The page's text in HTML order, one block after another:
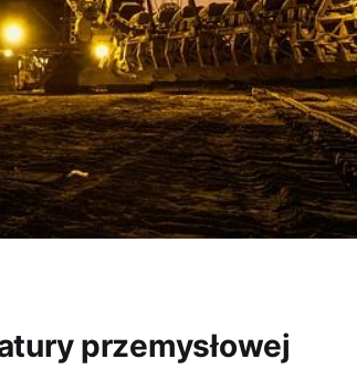
przemysłowej